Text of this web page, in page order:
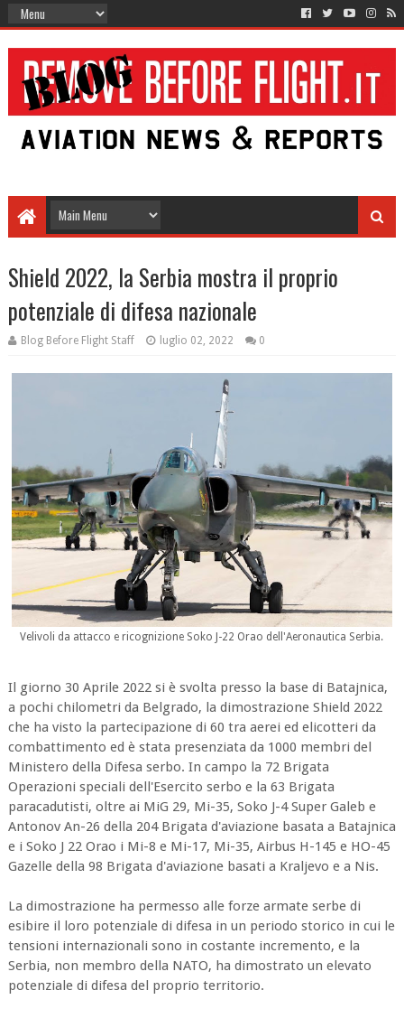
Shield 2022, la Serbia mostra il proprio
potenziale di difesa nazionale
Blog Before Flight Staff luglio 02, 2022 0
Velivoli da attacco e ricognizione Soko J-22 Orao dell'Aeronautica Serbia.
Il giorno 30 Aprile 2022 si è svolta presso la base di Batajnica,
a pochi chilometri da Belgrado, la dimostrazione Shield 2022
che ha visto la partecipazione di 60 tra aerei ed elicotteri da
combattimento ed è stata presenziata da 1000 membri del
Ministero della Difesa serbo. In campo la 72 Brigata
Operazioni speciali dell'Esercito serbo e la 63 Brigata
paracadutisti, oltre ai MiG 29, Mi-35, Soko J-4 Super Galeb e
Antonov An-26 della 204 Brigata d'aviazione basata a Batajnica
e i Soko J 22 Orao i Mi-8 e Mi-17, Mi-35, Airbus H-145 e HO-45
Gazelle della 98 Brigata d'aviazione basati a Kraljevo e a Nis.
La dimostrazione ha permesso alle forze armate serbe di
esibire il loro potenziale di difesa in un periodo storico in cui le
tensioni internazionali sono in costante incremento, e la
Serbia, non membro della NATO, ha dimostrato un elevato
potenziale di difesa del proprio territorio.